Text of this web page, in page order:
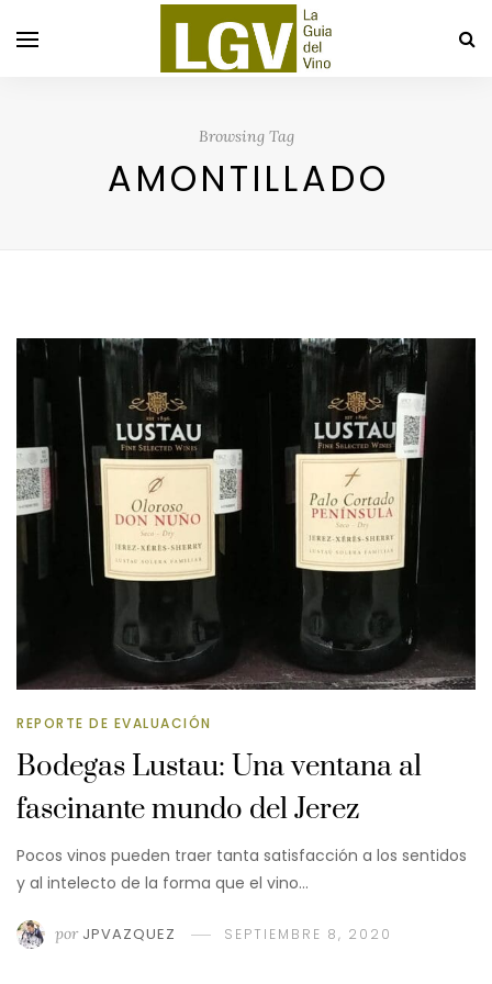
Browsing Tag
AMONTILLADO
REPORTE DE EVALUACIÓN
Bodegas Lustau: Una ventana al
fascinante mundo del Jerez
Pocos vinos pueden traer tanta satisfacción a los sentidos
y al intelecto de la forma que el vino…
por JPVAZQUEZ SEPTIEMBRE 8, 2020